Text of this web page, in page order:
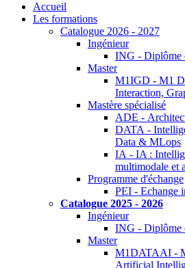
Accueil
Les formations
Catalogue 2026 - 2027
Ingénieur
ING - Diplôme
Master
M1IGD - M1
Interaction,
Mastère spécialisé
ADE -
DATA -
Data & MLops
IA - IA :
multimodale et
Programme d'échange
PEI - Echange
Catalogue 2025 - 2026
Ingénieur
ING - Diplôme
Master
M1DATAAI -
Artificial